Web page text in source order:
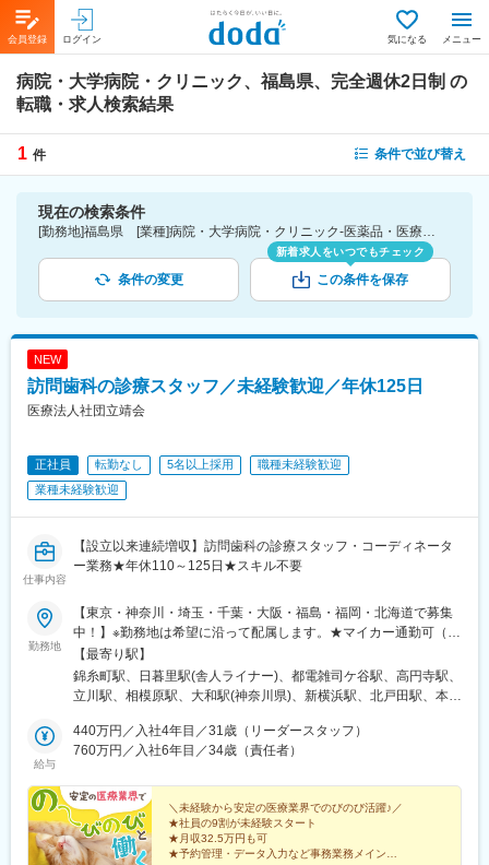
会員登録 ログイン 気になる メニュー
病院・大学病院・クリニック、福島県、完全週休2日制 の
転職・求人検索結果
1 件 条件で並び替え
現在の検索条件
[勤務地]福島県 [業種]病院・大学病院・クリニック-医薬品・医療機器・ライフサイエンス・医療系サービス [こだわり条件ピックアップ]完全週休2日制 [詳細条件](休日・働き方)完全週休2日制
条件の変更
新着求人をいつでもチェック
この条件を保存
NEW
訪問歯科の診療スタッフ／未経験歓迎／年休125日
医療法人社団立靖会
正社員 転勤なし 5名以上採用
職種未経験歓迎
業種未経験歓迎
仕事内容
【設立以来連続増収】訪問歯科の診療スタッフ・コーディネータ
ー業務★年休110～125日★スキル不要
勤務地
【東京・神奈川・埼玉・千葉・大阪・福島・福岡・北海道で募集
中！】※勤務地は希望に沿って配属します。★マイカー通勤可（勤
務場所による）★受動喫煙対策：屋内全面禁煙★福岡は2026年9
月開院予定のオープニングスタッフ＜東京エリア＞錦糸町事業所
日暮里事業所池袋事業所高円寺事業所立川事業所＜神奈川エリア
大宮事業所川越事業所＜千葉エリア＞船橋事業所千葉事業所市川
事業所＜大阪エリア＞浪速事務所＜福島エリア＞郡山事業所＜福
白石区事業所西区事業所
【最寄り駅】
錦糸町駅、日暮里駅(舎人ライナー)、都電雑司ケ谷駅、高円寺駅、
立川駅、相模原駅、大和駅(神奈川県)、新横浜駅、北戸田駅、本川
陽ケ丘駅、博多駅、郡山駅(福島県)、北２４条駅、北広島駅、菊水
駅、宮の沢駅、日暮里駅、東池袋駅、新高円寺駅、立川南駅、川
札幌駅、西日暮里駅、鬼子母神前駅、栄町駅(千葉県)、国府台駅
給与
440万円／入社4年目／31歳（リーダースタッフ）
760万円／入社6年目／34歳（責任者）
＼未経験から安定の医療業界でのびのび活躍♪／
★社員の9割が未経験スタート
★月収32.5万円も可
★予約管理・データ入力など事務業務メイン